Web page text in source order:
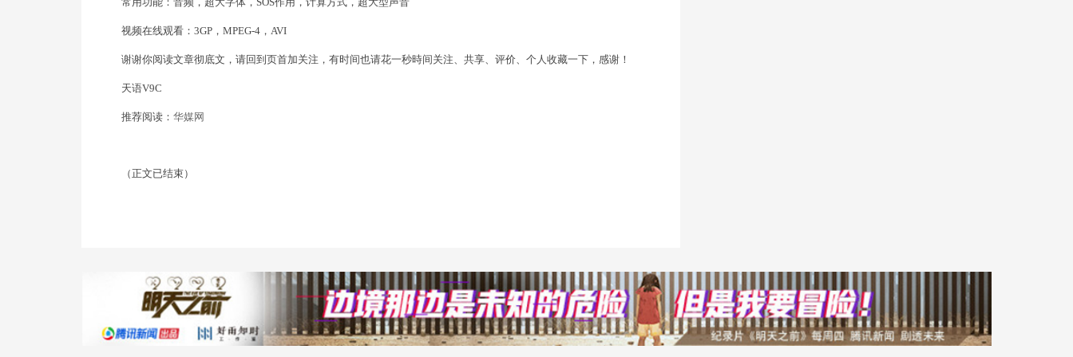
视频在线观看：3GP，MPEG-4，AVI
谢谢你阅读文章彻底文，请回到页首加关注，有时间也请花一秒時间关注、共享、评价、个人收藏一下，感谢！
天语V9C
推荐阅读： 华媒网
（正文已结束）